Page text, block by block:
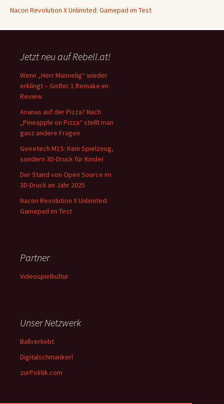
Nacon Revolution X Unlimited: Gamepad im Test
Jetzt neu auf Rebell.at!
Wenn „Herr Mannelig“ wieder
erklingt – Gothic 1 Remake im
Review
Ananas auf der Pizza? Nach
„Pineapple on Pizza“ stellt man
ganz andere Fragen
Geeetech M1S: Kein Spielzeug,
sondern 3D-Druck für Kinder
Der Stand von Open Source im
3D-Druck im Jahr 2025
Nacon Revolution X Unlimited:
Gamepad im Test
Partner
Videospielkultur
Unser Netzwerk
Ballverliebt
Digitalschmankerl
zurPolitik.com